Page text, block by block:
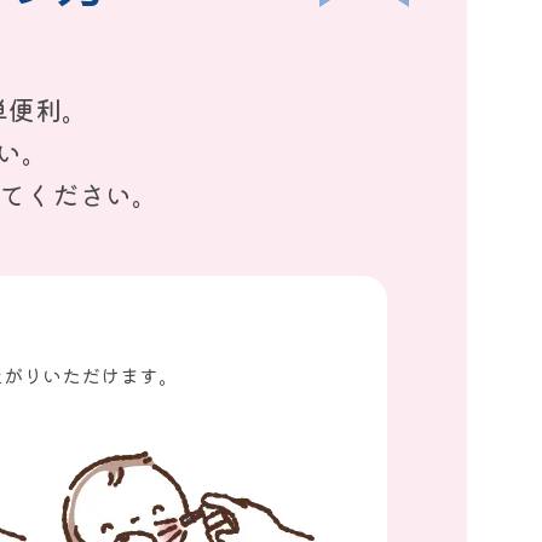
利。
ください。
りいただけます。